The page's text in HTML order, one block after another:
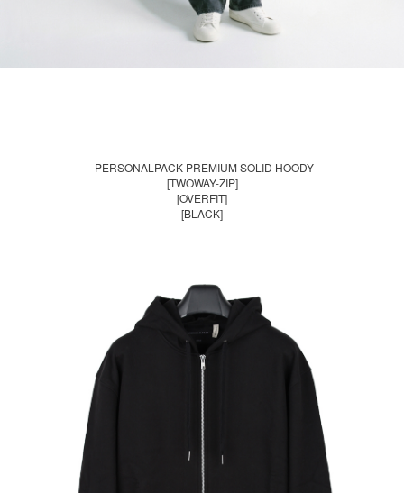
-PERSONALPACK PREMIUM SOLID HOODY
[TWOWAY-ZIP]
[OVERFIT]
[BLACK]